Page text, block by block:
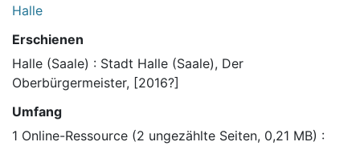
Halle
Erschienen
Halle (Saale) : Stadt Halle (Saale), Der
Oberbürgermeister, [2016?]
Umfang
1 Online-Ressource (2 ungezählte Seiten, 0,21 MB) :